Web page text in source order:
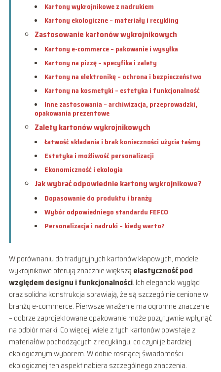
Kartony wykrojnikowe z nadrukiem
Kartony ekologiczne – materiały i recykling
Zastosowanie kartonów wykrojnikowych
Kartony e-commerce – pakowanie i wysyłka
Kartony na pizzę – specyfika i zalety
Kartony na elektronikę – ochrona i bezpieczeństwo
Kartony na kosmetyki – estetyka i funkcjonalność
Inne zastosowania – archiwizacja, przeprowadzki,
opakowania prezentowe
Zalety kartonów wykrojnikowych
Łatwość składania i brak konieczności użycia taśmy
Estetyka i możliwość personalizacji
Ekonomiczność i ekologia
Jak wybrać odpowiednie kartony wykrojnikowe?
Dopasowanie do produktu i branży
Wybór odpowiedniego standardu FEFCO
Personalizacja i nadruki – kiedy warto?
W porównaniu do tradycyjnych kartonów klapowych, modele
wykrojnikowe oferują znacznie większą elastyczność pod
względem designu i funkcjonalności. Ich elegancki wygląd
oraz solidna konstrukcja sprawiają, że są szczególnie cenione w
branży e-commerce. Pierwsze wrażenie ma ogromne znaczenie
– dobrze zaprojektowane opakowanie może pozytywnie wpłynąć
na odbiór marki. Co więcej, wiele z tych kartonów powstaje z
materiałów pochodzących z recyklingu, co czyni je bardziej
ekologicznym wyborem. W dobie rosnącej świadomości
ekologicznej ten aspekt nabiera szczególnego znaczenia.